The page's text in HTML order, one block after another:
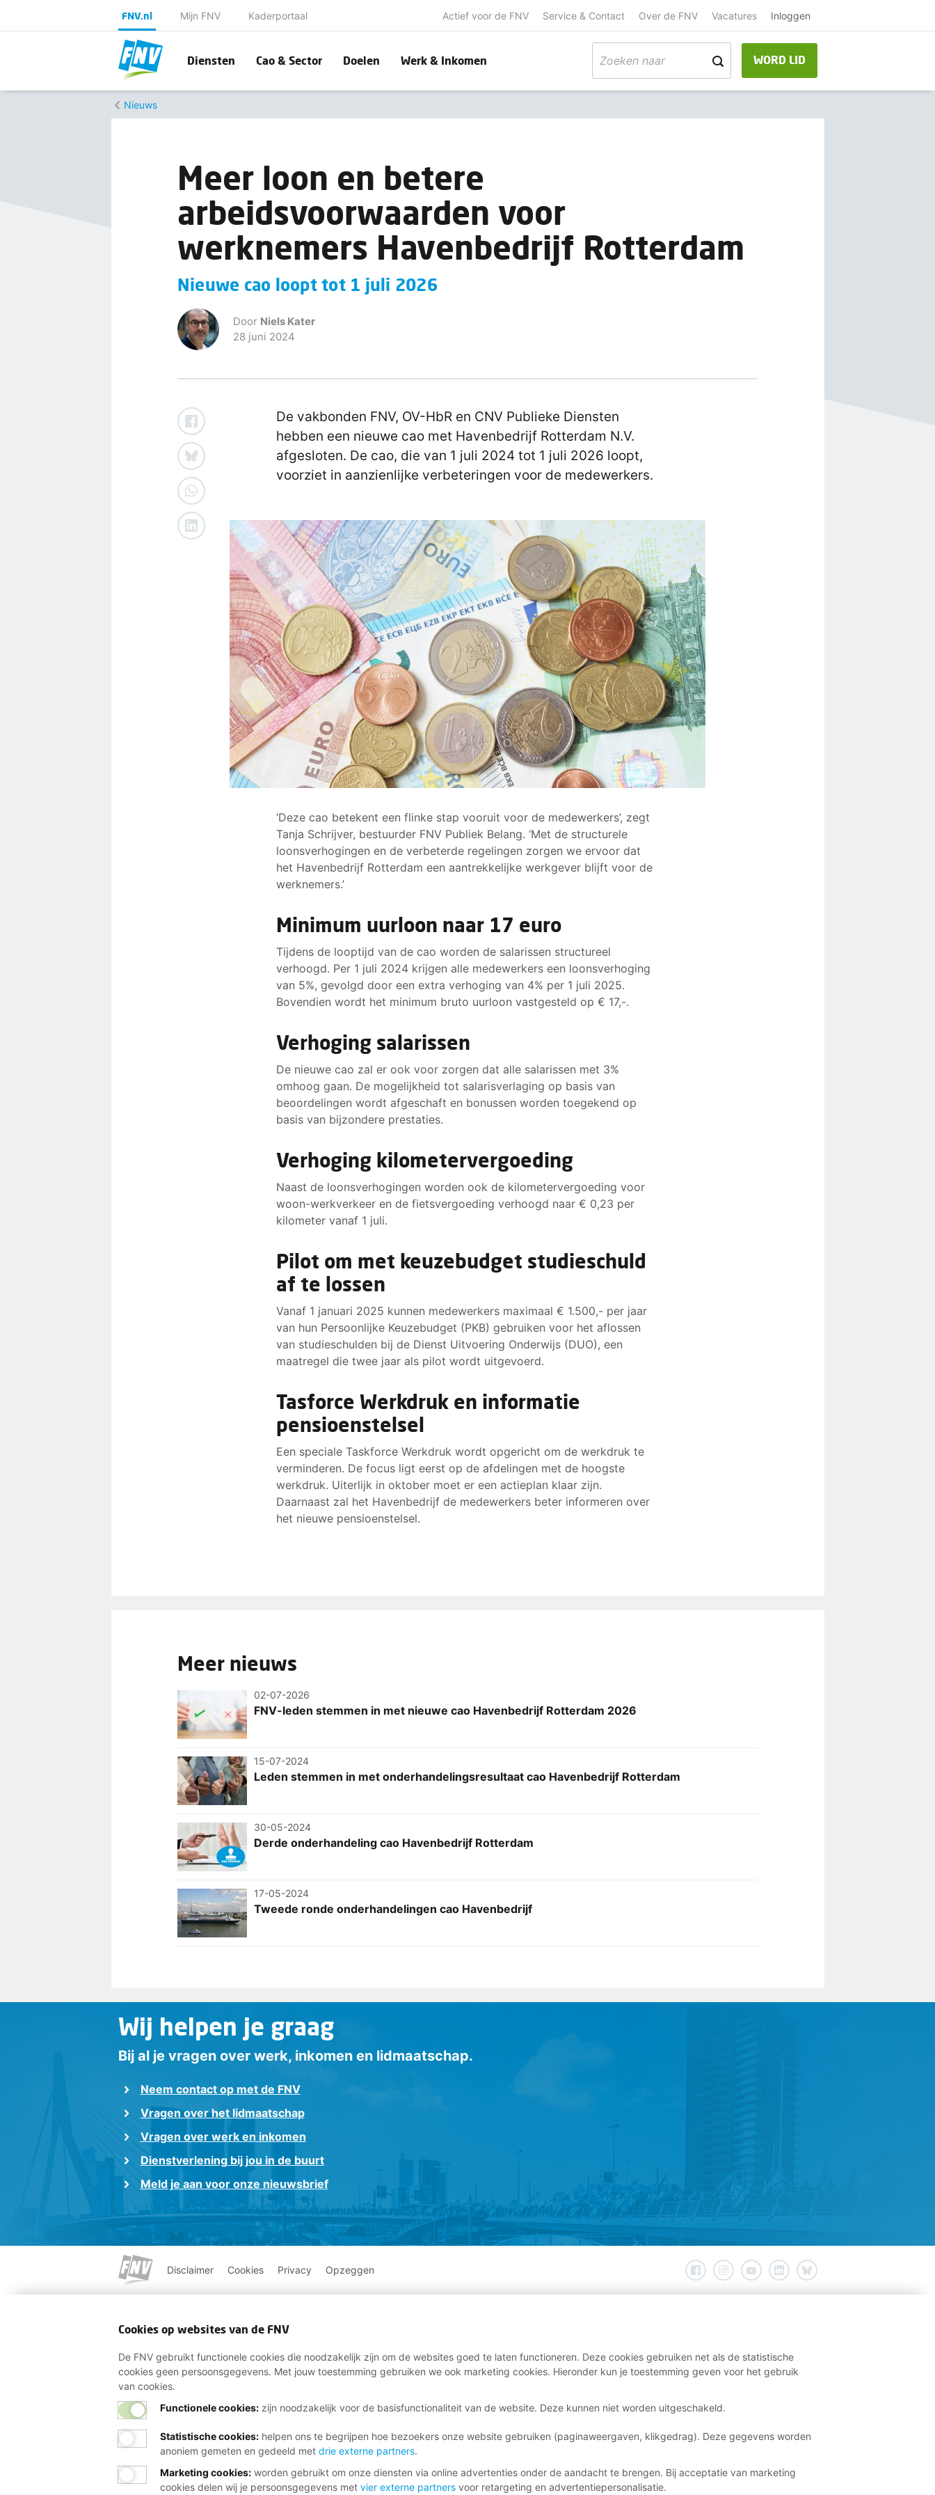
FNV.nl Mijn FNV Kaderportaal Actief voor de FNV Service & Contact Over de FNV Vacatures Inloggen
Diensten Cao & Sector Doelen Werk & Inkomen WORD LID
Nieuws
Meer loon en betere
arbeidsvoorwaarden voor
werknemers Havenbedrijf Rotterdam
Nieuwe cao loopt tot 1 juli 2026
Door Niels Kater
28 juni 2024
De vakbonden FNV, OV-HbR en CNV Publieke Diensten
hebben een nieuwe cao met Havenbedrijf Rotterdam N.V.
afgesloten. De cao, die van 1 juli 2024 tot 1 juli 2026 loopt,
voorziet in aanzienlijke verbeteringen voor de medewerkers.
‘Deze cao betekent een flinke stap vooruit voor de medewerkers’, zegt
Tanja Schrijver, bestuurder FNV Publiek Belang. ‘Met de structurele
loonsverhogingen en de verbeterde regelingen zorgen we ervoor dat
het Havenbedrijf Rotterdam een aantrekkelijke werkgever blijft voor de
werknemers.’
Minimum uurloon naar 17 euro
Tijdens de looptijd van de cao worden de salarissen structureel
verhoogd. Per 1 juli 2024 krijgen alle medewerkers een loonsverhoging
van 5%, gevolgd door een extra verhoging van 4% per 1 juli 2025.
Bovendien wordt het minimum bruto uurloon vastgesteld op € 17,-.
Verhoging salarissen
De nieuwe cao zal er ook voor zorgen dat alle salarissen met 3%
omhoog gaan. De mogelijkheid tot salarisverlaging op basis van
beoordelingen wordt afgeschaft en bonussen worden toegekend op
basis van bijzondere prestaties.
Verhoging kilometervergoeding
Naast de loonsverhogingen worden ook de kilometervergoeding voor
woon-werkverkeer en de fietsvergoeding verhoogd naar € 0,23 per
kilometer vanaf 1 juli.
Pilot om met keuzebudget studieschuld
af te lossen
Vanaf 1 januari 2025 kunnen medewerkers maximaal € 1.500,- per jaar
van hun Persoonlijke Keuzebudget (PKB) gebruiken voor het aflossen
van studieschulden bij de Dienst Uitvoering Onderwijs (DUO), een
maatregel die twee jaar als pilot wordt uitgevoerd.
Tasforce Werkdruk en informatie
pensioenstelsel
Een speciale Taskforce Werkdruk wordt opgericht om de werkdruk te
verminderen. De focus ligt eerst op de afdelingen met de hoogste
werkdruk. Uiterlijk in oktober moet er een actieplan klaar zijn.
Daarnaast zal het Havenbedrijf de medewerkers beter informeren over
het nieuwe pensioenstelsel.
Meer nieuws
02-07-2026
FNV-leden stemmen in met nieuwe cao Havenbedrijf Rotterdam 2026
15-07-2024
Leden stemmen in met onderhandelingsresultaat cao Havenbedrijf Rotterdam
30-05-2024
Derde onderhandeling cao Havenbedrijf Rotterdam
17-05-2024
Tweede ronde onderhandelingen cao Havenbedrijf
Wij helpen je graag
Bij al je vragen over werk, inkomen en lidmaatschap.
Neem contact op met de FNV
Vragen over het lidmaatschap
Vragen over werk en inkomen
Dienstverlening bij jou in de buurt
Meld je aan voor onze nieuwsbrief
Disclaimer Cookies Privacy Opzeggen
Cookies op websites van de FNV
De FNV gebruikt functionele cookies die noodzakelijk zijn om de websites goed te laten functioneren. Deze cookies gebruiken net als de statistische
cookies geen persoonsgegevens. Met jouw toestemming gebruiken we ook marketing cookies. Hieronder kun je toestemming geven voor het gebruik
van cookies.
Functionele cookies:zijn noodzakelijk voor de basisfunctionaliteit van de website. Deze kunnen niet worden uitgeschakeld.
Statistische cookies: helpen ons te begrijpen hoe bezoekers onze website gebruiken (paginaweergaven, klikgedrag). Deze gegevens worden
anoniem gemeten en gedeeld met drie externe partners.
Marketing cookies: worden gebruikt om onze diensten via online advertenties onder de aandacht te brengen. Bij acceptatie van marketing
cookies delen wij je persoonsgegevens met vier externe partnersvoor retargeting en advertentiepersonalisatie.